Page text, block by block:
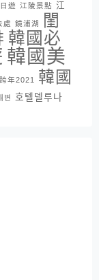
遊 江陵景點 江
處 鏡浦湖
閨
韓國必
韓國美
年2021
韓國
변 호텔델루나